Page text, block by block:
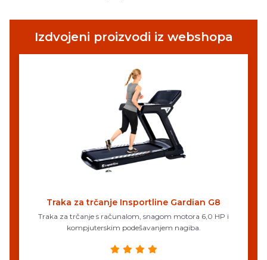
Izdvojeni proizvodi iz webshopa
Traka za trčanje Insportline Gardian G8
Traka za trčanje s računalom, snagom motora 6,0 HP i
kompjuterskim podešavanjem nagiba.